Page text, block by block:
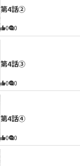
第4話②
0 0
第4話③
0 0
第4話④
0 0